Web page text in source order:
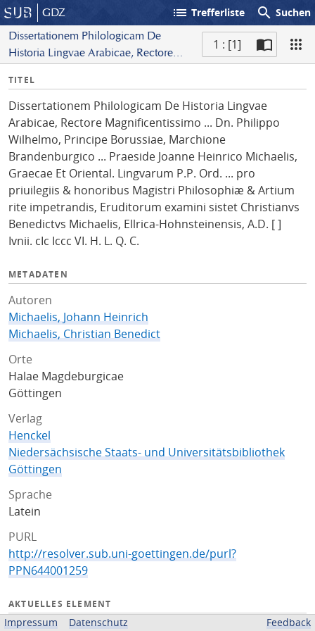
GDZ list Trefferliste search Suchen
Dissertationem Philologicam De
Historia Lingvae Arabicae, Rectore
Wilhelmo, Principe Borussiae,
Marchione Brandenburgico ...
Praeside Joanne Heinrico Michaelis,
Graecae Et Oriental. Lingvarum P.P.
Ord. ... pro priuilegiis & honoribus
Magistri Philosophiæ & Artium rite
impetrandis, Eruditorum examini sistet
Christianvs Benedictvs Michaelis,
Ellrica-Hohnsteinensis, A.D. [ ] Ivnii. cIc
Iccc VI. H. L. Q. C.
1 : [1]
I
f
o
TITEL
Dissertationem Philologicam De Historia Lingvae
Arabicae, Rectore Magnificentissimo ... Dn. Philippo
Wilhelmo, Principe Borussiae, Marchione
Brandenburgico ... Praeside Joanne Heinrico Michaelis,
Graecae Et Oriental. Lingvarum P.P. Ord. ... pro
priuilegiis & honoribus Magistri Philosophiæ & Artium
rite impetrandis, Eruditorum examini sistet Christianvs
Benedictvs Michaelis, Ellrica-Hohnsteinensis, A.D. [ ]
Ivnii. cIc Iccc VI. H. L. Q. C.
METADATEN
Autoren
Michaelis, Johann Heinrich
Michaelis, Christian Benedict
Orte
Halae Magdeburgicae
Göttingen
Verlag
Henckel
Niedersächsische Staats- und Universitätsbibliothek
Göttingen
Sprache
Latein
PURL
http://resolver.sub.uni-goettingen.de/purl?
PPN644001259
AKTUELLES ELEMENT
Impressum Datenschutz Feedback